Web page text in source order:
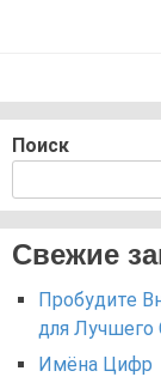
Поиск
Свежие
Пробудите
для Лучшего
Имёна Цифр